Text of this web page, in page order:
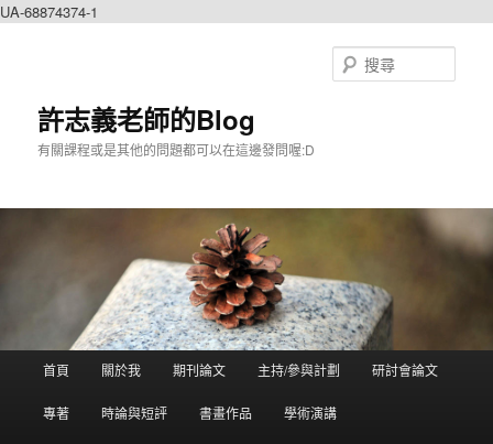
UA-68874374-1
許志義老師的Blog
有關課程或是其他的問題都可以在這邊發問喔:D
尋
跳到主內容
跳到第二內容
首頁 關於我 期刊論文 主持/參與計劃 研討會論文
專著 時論與短評 書畫作品 學術演講